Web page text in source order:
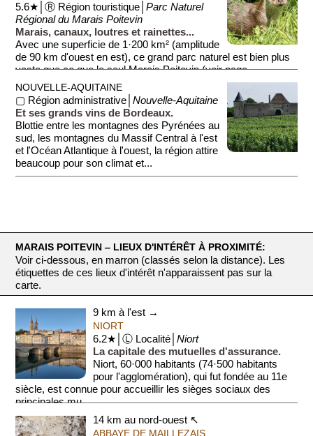
5.6★│Ⓡ Région touristique│Parc Naturel
Régional du Marais Poitevin
Marais, canaux, loutres et rainettes...
Avec une superficie de 1·200 km² (amplitude
de 90 km d'ouest en est), ce grand parc naturel est bien plus
vaste que ce que le seul Marais Poitevin (voir page ...
NOUVELLE-AQUITAINE
▢ Région administrative│Nouvelle-Aquitaine
Et ses grands vins de Bordeaux.
Blottie entre les montagnes des Pyrénées au
sud, les montagnes du Massif Central à l'est
et l'Océan Atlantique à l'ouest, la région attire
beaucoup pour son climat et...
MARAIS POITEVIN ‒ LIEUX D'INTÉRÊT À PROXIMITÉ:
Voir ci-dessous, en marron (classés selon la distance). Les
étiquettes de ces lieux d'intérêt n'apparaissent pas sur la
carte.
9 km à l'est →
NIORT
6.2★│Ⓛ Localité│Niort
La capitale des mutuelles d'assurance.
Niort, 60·000 habitants (74·500 habitants
pour l'agglomération), qui fut fondée au 11e
siècle, est connue pour accueillir les sièges sociaux des
principales mu...
14 km au nord-ouest ↖
ABBAYE DE MAILLEZAIS